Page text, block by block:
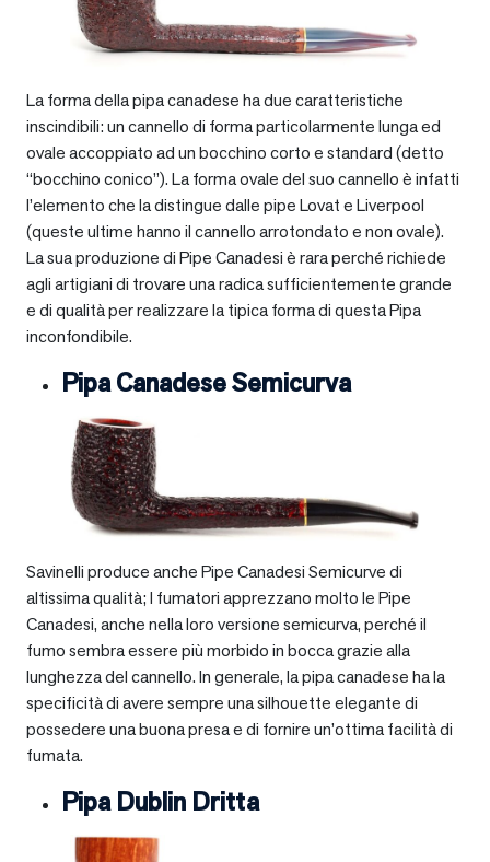
La forma della pipa canadese ha due caratteristiche
inscindibili: un cannello di forma particolarmente lunga ed
ovale accoppiato ad un bocchino corto e standard (detto
“bocchino conico”). La forma ovale del suo cannello è infatti
l’elemento che la distingue dalle pipe Lovat e Liverpool
(queste ultime hanno il cannello arrotondato e non ovale).
La sua produzione di Pipe Canadesi è rara perché richiede
agli artigiani di trovare una radica sufficientemente grande
e di qualità per realizzare la tipica forma di questa Pipa
inconfondibile.
Pipa Canadese Semicurva
Savinelli produce anche Pipe Canadesi Semicurve di
altissima qualità; I fumatori apprezzano molto le Pipe
Canadesi, anche nella loro versione semicurva, perché il
fumo sembra essere più morbido in bocca grazie alla
lunghezza del cannello. In generale, la pipa canadese ha la
specificità di avere sempre una silhouette elegante di
possedere una buona presa e di fornire un’ottima facilità di
fumata.
Pipa Dublin Dritta